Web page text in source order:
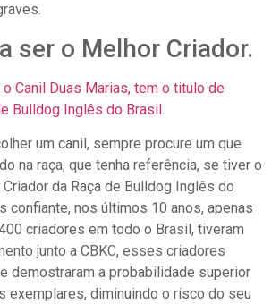
ser o Melhor Criador.
Canil Duas Marias, tem o titulo de
Bulldog Inglês do Brasil.
um canil, sempre procure um que
na raça, que tenha referência, se tiver o
da Raça de Bulldog Inglês do
confiante, nos últimos 10 anos, apenas
criadores em todo o Brasil, tiveram
junto a CBKC, esses criadores
demostraram a probabilidade superior
exemplares, diminuindo o risco do seu